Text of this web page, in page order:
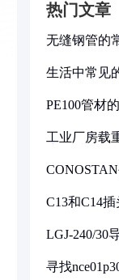
热门文章
无缝钢管的
生活中常见
PE100管材
工业厂房载
C13和C14
LGJ-240/30
寻找